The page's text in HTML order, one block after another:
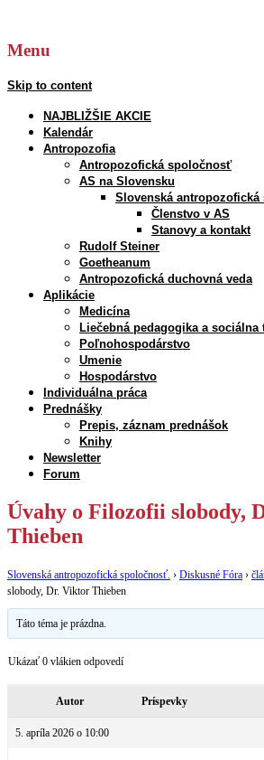
Menu
Skip to content
NAJBLIŽŠIE AKCIE
Kalendár
Antropozofia
Antropozofická spoločnosť
AS na Slovensku
Slovenská
Členstvo v AS
Stanovy a kontakt
Rudolf Steiner
Goetheanum
Antropozofická duchovná veda
Aplikácie
Medicína
Liečebná pedagogika a sociálna
Poľnohospodárstvo
Umenie
Hospodárstvo
Individuálna práca
Prednášky
Prepis, záznam prednášok
Knihy
Newsletter
Forum
Úvahy o Filozofii slobody,
Thieben
Slovenská antropozofická spoločnosť. › Diskusné Fóra ›
slobody, Dr. Viktor Thieben
Táto téma je prázdna.
Ukázať 0 vlákien odpovedí
Autor Príspevky
5. apríla 2026 o 10:00